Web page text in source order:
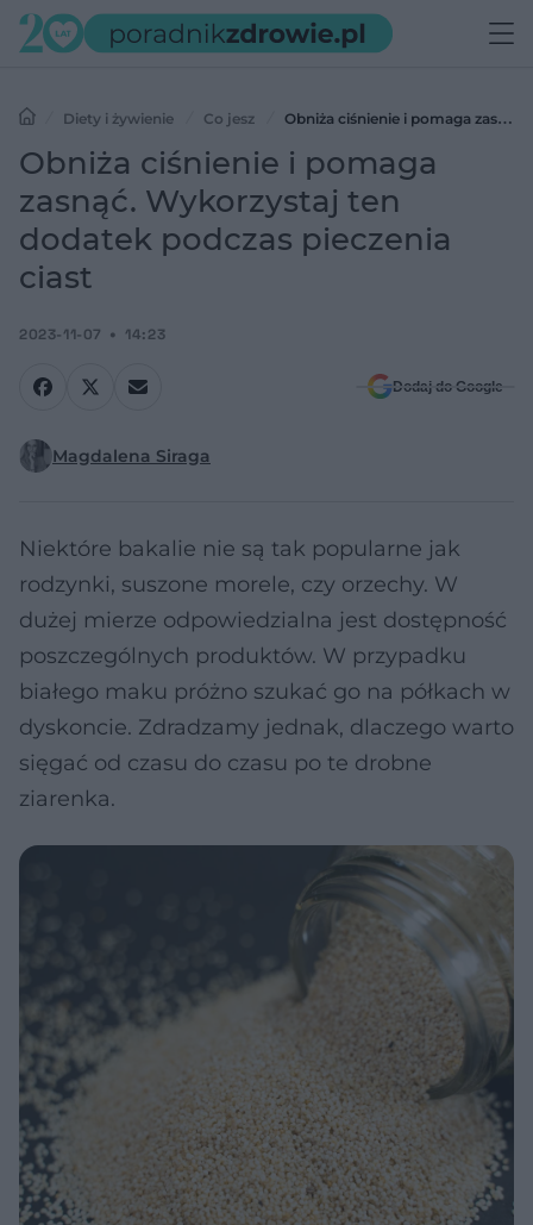
Diety i żywienie Co jesz
Obniża ciśnienie i pomaga zasnąć.
Wykorzystaj ten dodatek podczas pieczenia ciast
Obniża ciśnienie i pomaga
zasnąć. Wykorzystaj ten
dodatek podczas pieczenia
ciast
2023-11-07 14:23
Dodaj do Google
Magdalena Siraga
Niektóre bakalie nie są tak popularne jak
rodzynki, suszone morele, czy orzechy. W
dużej mierze odpowiedzialna jest dostępność
poszczególnych produktów. W przypadku
białego maku próżno szukać go na półkach w
dyskoncie. Zdradzamy jednak, dlaczego warto
sięgać od czasu do czasu po te drobne
ziarenka.